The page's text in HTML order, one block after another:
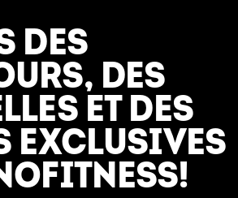
DES
DES
ET DES
EXCLUSIVES